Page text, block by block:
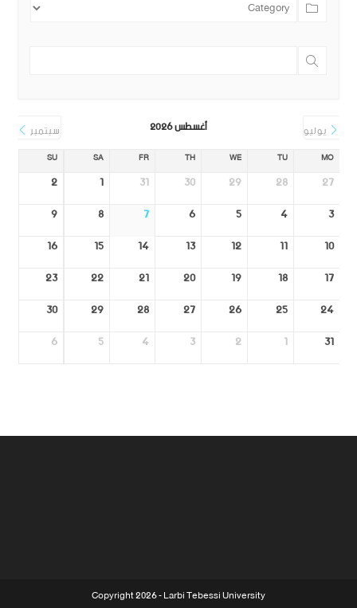
يوليو أغسطس 2026 سبتمبر
MO
TU
WE
TH
FR
SA
SU
27
28
29
30
31
1
2
3
4
5
6
7
8
9
10
11
12
13
14
15
16
17
18
19
20
21
22
23
24
25
26
27
28
29
30
31
1
2
3
4
5
6
Copyright 2026 - Larbi Tebessi University